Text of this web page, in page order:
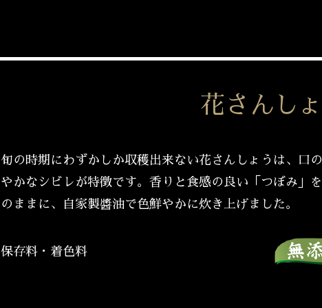
花さんし
旬の時期にわずかしか収穫出来ない花さんしょうは、口
やかなシビレが特徴です。香りと食感の良い「つぼみ」
のままに、自家製醬油で色鮮やかに炊き上げました。
保存料・着色料